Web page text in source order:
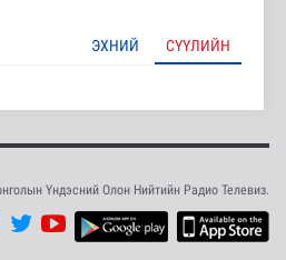
ЭХНИЙ СҮҮЛИЙН
Үндэсний Олон Нийтийн Радио Телевиз.